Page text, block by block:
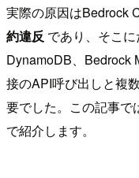
実際の原因はBedrock
約違反 であり、そこに
DynamoDB、Bedrock
接のAPI呼び出しと複
要でした。この記事で
で紹介します。